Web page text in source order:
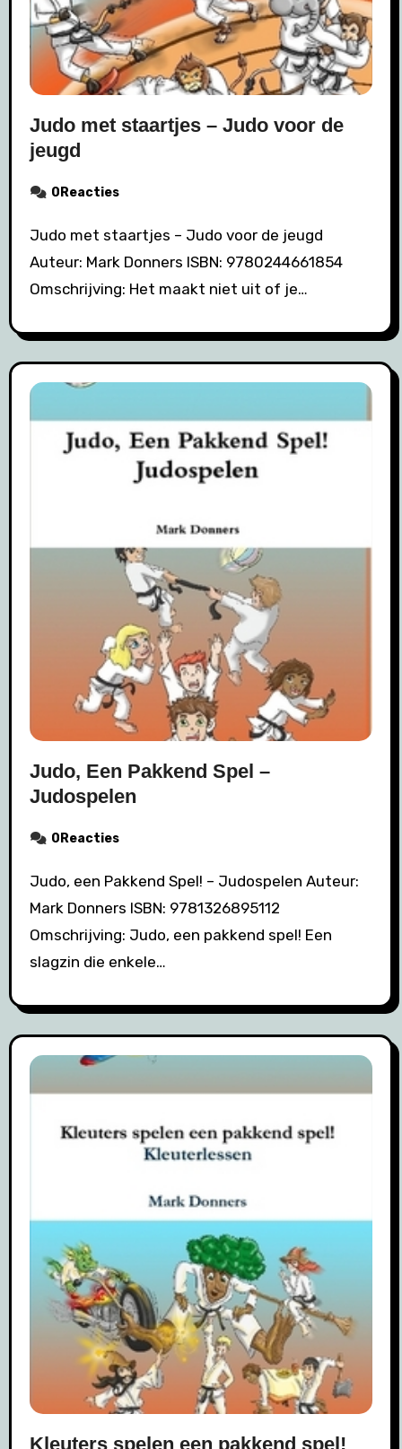
Judo met staartjes – Judo voor de
jeugd
0Reacties
Judo met staartjes – Judo voor de jeugd
Auteur: Mark Donners ISBN: 9780244661854
Omschrijving: Het maakt niet uit of je…
Judo, Een Pakkend Spel –
Judospelen
0Reacties
Judo, een Pakkend Spel! – Judospelen Auteur:
Mark Donners ISBN: 9781326895112
Omschrijving: Judo, een pakkend spel! Een
slagzin die enkele…
Kleuters spelen een pakkend spel!